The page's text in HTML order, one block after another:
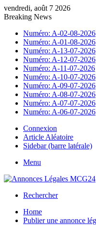
vendredi, août 7 2026
Breaking News
Numéro: A-02-08-2026
Numéro: A-01-08-2026
Numéro: A-13-07-2026
Numéro: A-12-07-2026
Numéro: A-11-07-2026
Numéro: A-10-07-2026
Numéro: A-09-07-2026
Numéro: A-08-07-2026
Numéro: A-07-07-2026
Numéro: A-06-07-2026
Connexion
Article Aléatoire
Sidebar (barre latérale)
Menu
Rechercher
Home
Publier une annonce